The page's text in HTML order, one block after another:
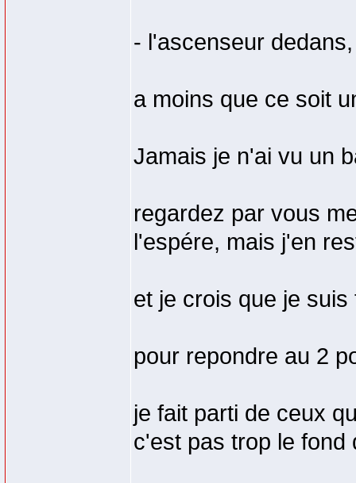
- l'ascenseur
a moins que ce soit
Jamais je n'ai vu un
regardez par vous
l'espére, mais j'en
et je crois que je
pour repondre au 2
je fait parti de ceux
c'est pas trop le fond